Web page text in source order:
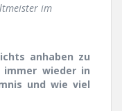
im
anhaben zu
wieder in
und wie viel